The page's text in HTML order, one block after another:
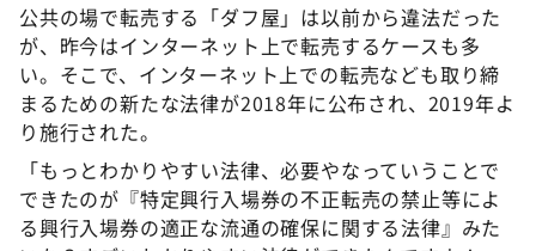
公共の場で転売する「ダフ屋」は以前から違法だった
が、昨今はインターネット上で転売するケースも多
い。そこで、インターネット上での転売なども取り締
まるための新たな法律が2018年に公布され、2019年よ
り施行された。
「もっとわかりやすい法律、必要やなっていうことで
できたのが『特定興行入場券の不正転売の禁止等によ
る興行入場券の適正な流通の確保に関する法律』みた